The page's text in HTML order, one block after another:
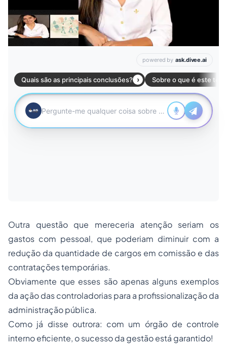
Outra questão que mereceria atenção seriam os
gastos com pessoal, que poderiam diminuir com a
redução da quantidade de cargos em comissão e das
contratações temporárias.
Obviamente que esses são apenas alguns exemplos
da ação das controladorias para a profissionalização da
administração pública.
Como já disse outrora: com um órgão de controle
interno eficiente, o sucesso da gestão está garantido!